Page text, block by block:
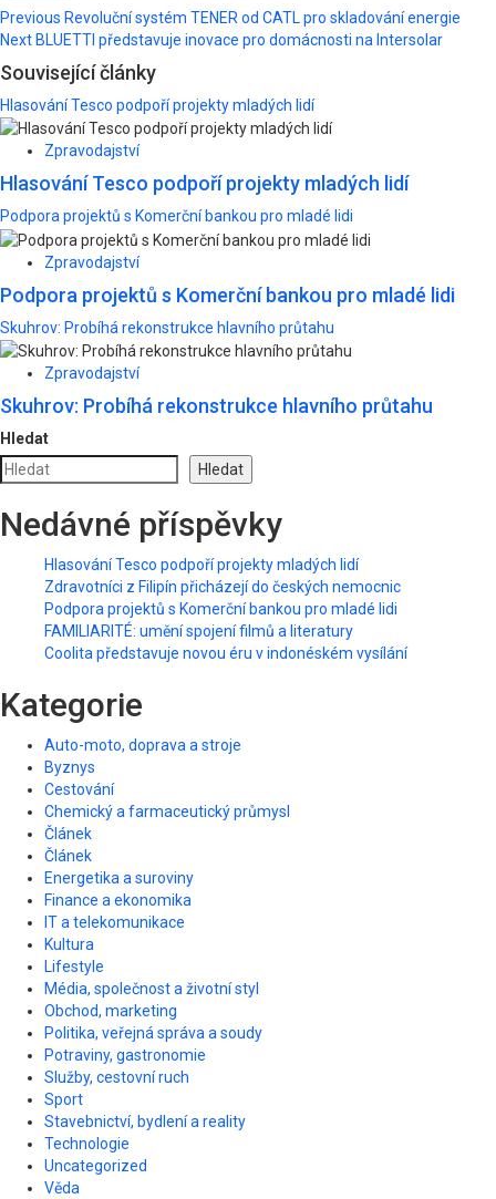
Post
navigation
Previous Revoluční systém TENER od CATL pro skladování energie
Next BLUETTI představuje inovace pro domácnosti na Intersolar
Související články
Hlasování Tesco podpoří projekty mladých lidí
Zpravodajství
Hlasování Tesco podpoří projekty mladých lidí
Podpora projektů s Komerční bankou pro mladé lidi
Zpravodajství
Podpora projektů s Komerční bankou pro mladé lidi
Skuhrov: Probíhá rekonstrukce hlavního průtahu
Zpravodajství
Skuhrov: Probíhá rekonstrukce hlavního průtahu
Hledat
Hledat
Nedávné příspěvky
Hlasování Tesco podpoří projekty mladých lidí
Zdravotníci z Filipín přicházejí do českých nemocnic
Podpora projektů s Komerční bankou pro mladé lidi
FAMILIARITÉ: umění spojení filmů a literatury
Coolita představuje novou éru v indonéském vysílání
Kategorie
Auto-moto, doprava a stroje
Byznys
Cestování
Chemický a farmaceutický průmysl
Článek
Článek
Energetika a suroviny
Finance a ekonomika
IT a telekomunikace
Kultura
Lifestyle
Média, společnost a životní styl
Obchod, marketing
Politika, veřejná správa a soudy
Potraviny, gastronomie
Služby, cestovní ruch
Sport
Stavebnictví, bydlení a reality
Technologie
Uncategorized
Věda